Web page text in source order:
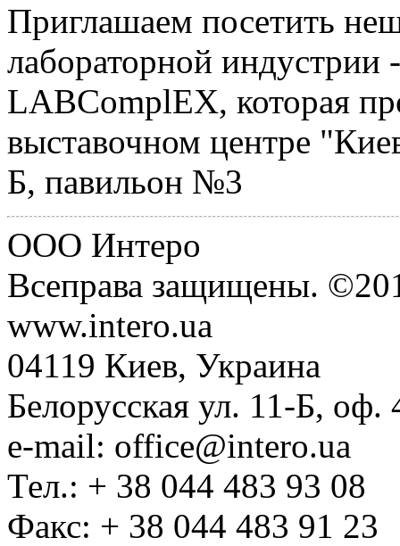
Приглашаем посетить
лабораторной
LABComplEX, которая
выставочном центре
Б, павильон №3
ООО Интеро
Всеправа защищены.
www.intero.ua
04119 Киев, Украина
Белорусская ул. 11-Б, оф.
e-mail: office@intero.ua
Тел.: + 38 044 483 93 08
Факс: + 38 044 483 91 23